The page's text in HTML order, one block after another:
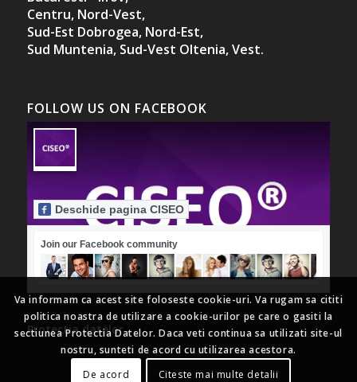
Centru, Nord-Vest,
Sud-Est Dobrogea,Nord-Est,
Sud Muntenia, Sud-Vest Oltenia,Vest.
FOLLOW US ON FACEBOOK
Deschide pagina CISEO
Join our Facebook community
Protectia datelor
Va informam ca acest site foloseste cookie-uri. Va rugam sa cititi
politica noastra de utilizare a cookie-urilor pe care o gasiti la
sectiunea Protectia Datelor. Daca veti continua sa utilizati site-ul
nostru, sunteti de acord cu utilizarea acestora.
De acord
Citeste mai multe detalii